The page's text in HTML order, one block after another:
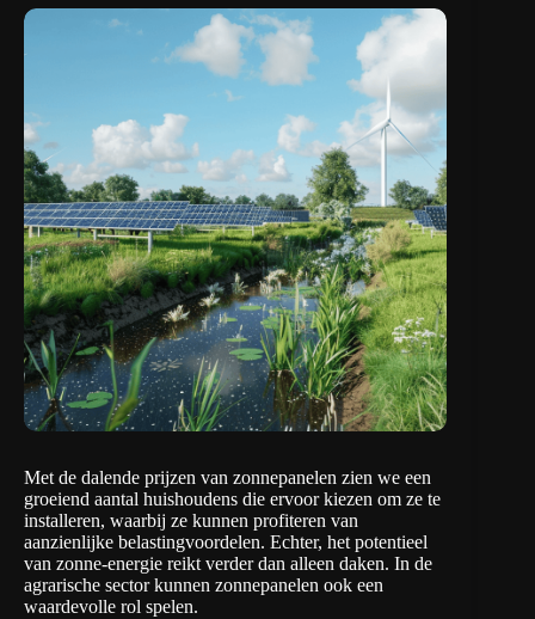
Met de dalende prijzen van zonnepanelen zien we een
groeiend aantal huishoudens die ervoor kiezen om ze te
installeren, waarbij ze kunnen profiteren van
aanzienlijke belastingvoordelen. Echter, het potentieel
van zonne-energie reikt verder dan alleen daken. In de
agrarische sector kunnen zonnepanelen ook een
waardevolle rol spelen.